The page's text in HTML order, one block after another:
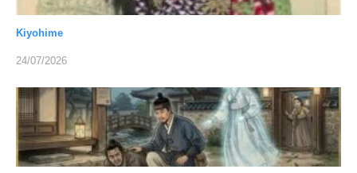
Kiyohime
24/07/2026